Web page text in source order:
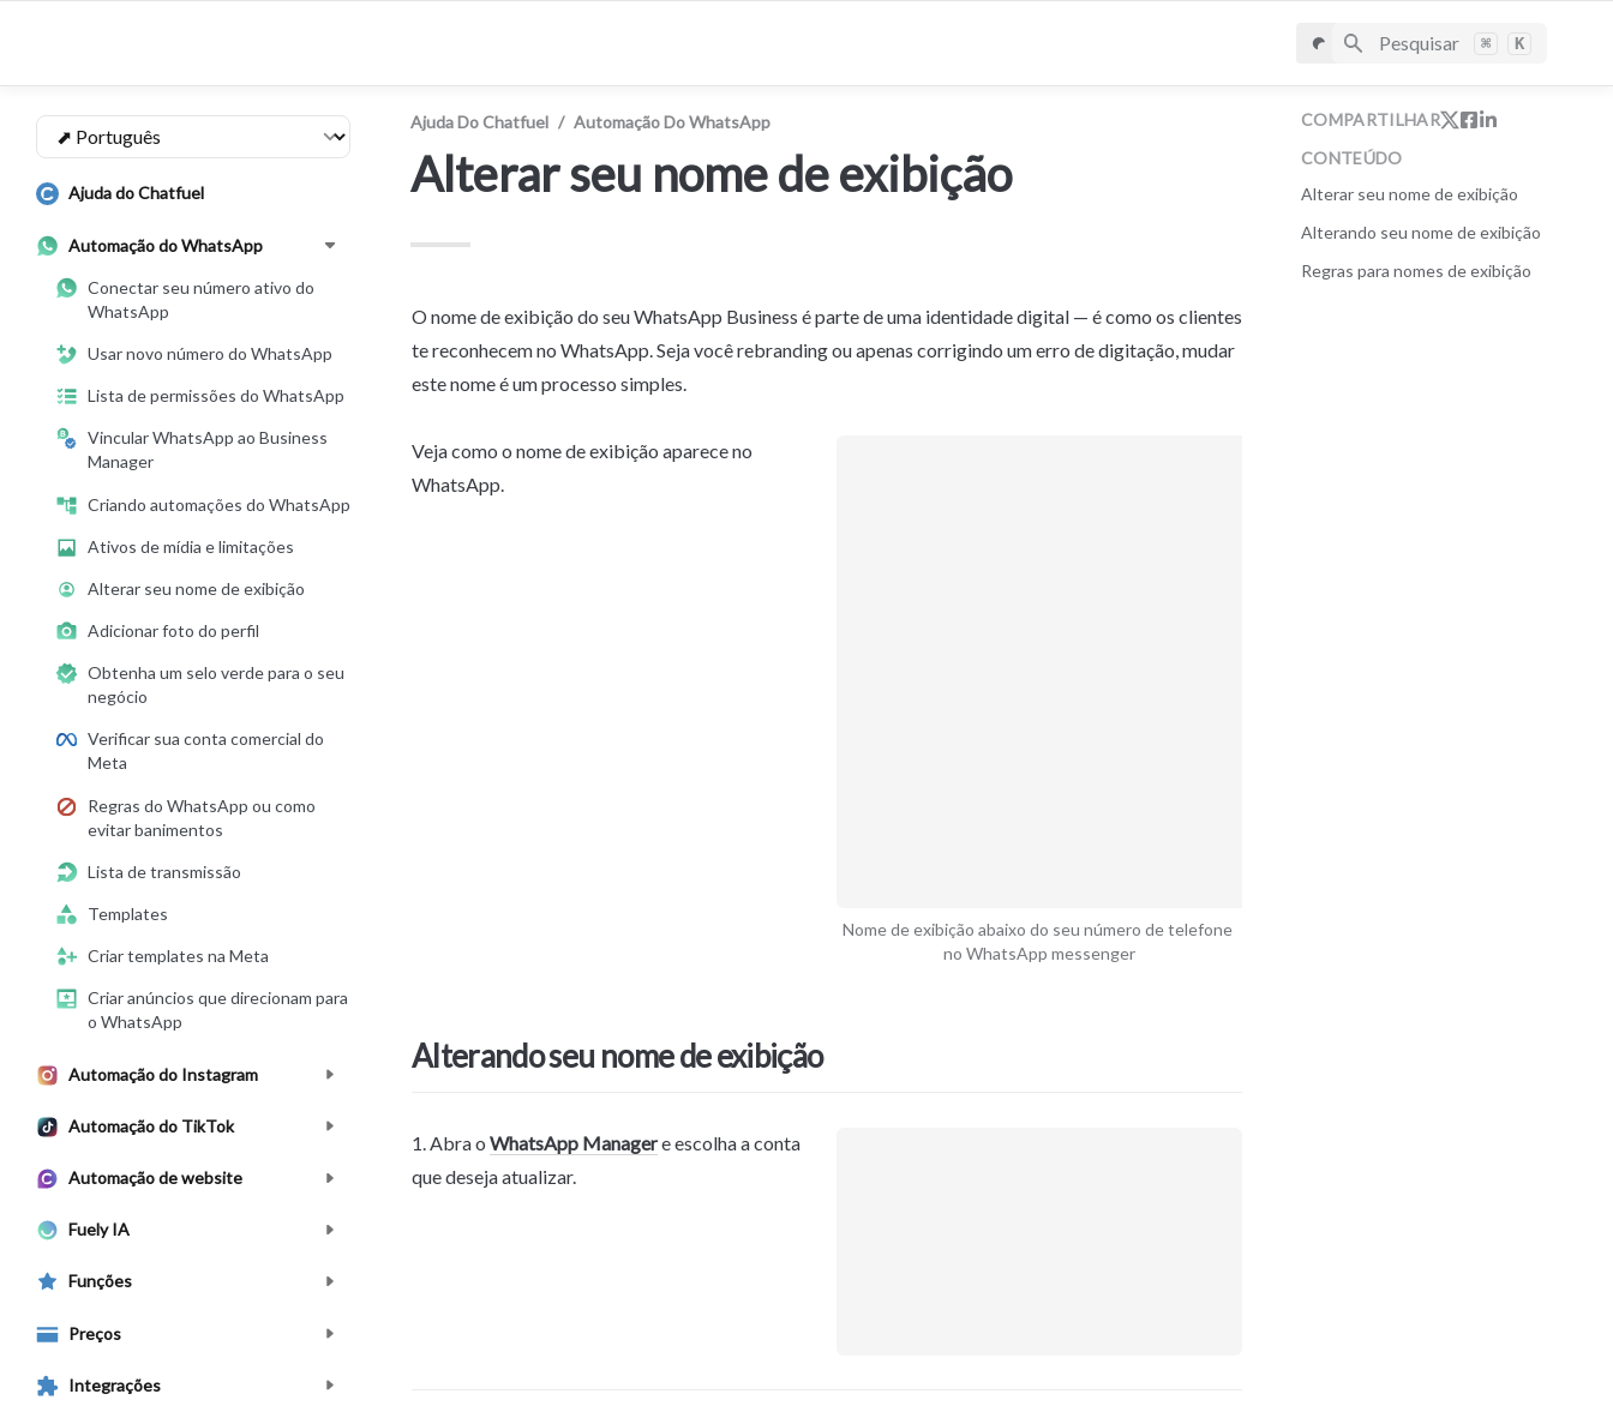
Pesquisar ⌘ K
Ajuda do Chatfuel
Automação do WhatsApp
Conectar seu número ativo do
WhatsApp
Usar novo número do WhatsApp
Lista de permissões do WhatsApp
Vincular WhatsApp ao Business
Manager
Criando automações do WhatsApp
Ativos de mídia e limitações
Alterar seu nome de exibição
Adicionar foto do perfil
Obtenha um selo verde para o seu
negócio
Verificar sua conta comercial do
Meta
Regras do WhatsApp ou como
evitar banimentos
Lista de transmissão
Templates
Criar templates na Meta
Criar anúncios que direcionam para
o WhatsApp
Automação do Instagram
Automação do TikTok
Automação de website
Fuely IA
Funções
Preços
Integrações
Ajuda Do Chatfuel / Automação Do WhatsApp
Alterar seu nome de exibição
O nome de exibição do seu WhatsApp Business é parte de uma identidade digital — é como os clientes
te reconhecem no WhatsApp. Seja você rebranding ou apenas corrigindo um erro de digitação, mudar
este nome é um processo simples.
Veja como o nome de exibição aparece no
WhatsApp.
Nome de exibição abaixo do seu número de telefone
no WhatsApp messenger
Alterando seu nome de exibição
1. Abra o WhatsApp Manager e escolha a conta
que deseja atualizar.
COMPARTILHAR
CONTEÚDO
Alterar seu nome de exibição
Alterando seu nome de exibição
Regras para nomes de exibição